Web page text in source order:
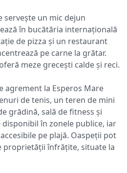
servește un mic dejun
în bucătăria internațională
de pizza și un restaurant
pe carne la grătar.
meze grecești calde și reci.
agrement la Esperos Mare
de tenis, un teren de mini
grădină, sală de fitness și
în zonele publice, iar
pe plajă. Oaspeții pot
proprietății înfrățite, situate la